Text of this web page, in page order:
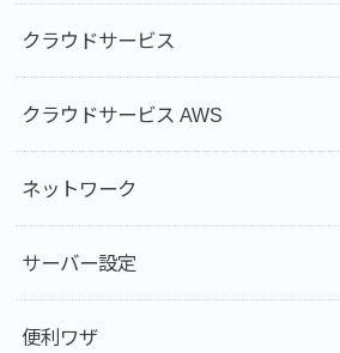
クラウドサービス
クラウドサービス AWS
ネットワーク
サーバー設定
便利ワザ